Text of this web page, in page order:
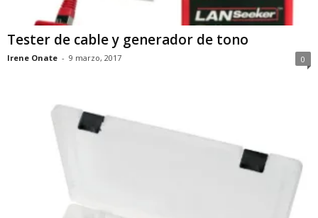
Tester de cable y generador de tono
Irene Onate - 9 marzo, 2017 0